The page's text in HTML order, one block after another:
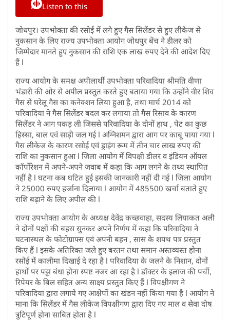
Listen to this
जोधपुर। उपभोक्ता की रसोई में लगे हुए गैस सिलेंडर से हुए लीकेज से
नुकसान के लिए राज्य उपभोक्ता आयोग जोधपुर बेंच ने डीलर को
जिम्मेदार मानते हुए नुकसान की राशि एक लाख रुपए देने की आदेश दिए
हैं l
राज्य आयोग के समक्ष अपीलार्थी उपभोक्ता परिवादिया श्रीमति वीणा
भंडारी की ओर से अपील प्रस्तुत करते हुए बताया गया कि उन्होंने वीर शिव
गैस से घरेलू गैस का कनेक्शन लिया हुआ है, तथा मार्च 2014 को
परिवादिया ने गैस सिलेंडर बदल कर लगाया तो गैस रिसाव के कारण
सिलेंडर ने आग पकड़ ली जिससे परिवादिया के दोनों हाथ , पेट का कुछ
हिस्सा, बाल एवं साड़ी जल गई l अग्निशमन द्वारा आग पर काबू पाया गया l
गैस लीकेज के कारण रसोई एवं ड्राइंग रूम में तीन चार लाख रुपए की
राशि का नुकसान हुआ l जिला आयोग में विपक्षी डीलर व इंडियन ऑयल
कॉर्पोरेशन में अपने-अपने जवाब में कहा कि आग लगने के तथ्य स्थापित
नहीं है l घटना कब घटित हुई इसकी जानकारी नहीं दी गई l जिला आयोग
ने 25000 रुपए हर्जाना दिलाया l आयोग में 485500 खर्चा बताते हुए
राशि बढ़ाने के लिए अपील की l
राज्य उपभोक्ता आयोग के अध्यक्ष देवेंद्र कच्छवाहा, सदस्य लियाकत अली
ने दोनों पक्षों की बहस सुनकर अपने निर्णय में कहा कि परिवादिया ने
घटनास्थल के फोटोग्राफ्स एवं अपनी बहन , सास के शपथ पत्र प्रस्तुत
किए हैं l इसके अतिरिक्त जले हुए बरतन तथा समान अस्तव्यस्त होना
रसोई में कालीमा दिखाई दे रहा है l परिवादिया के जलने के निशान, दोनों
हाथों पर पट्टा बंधा होना स्पष्ट नजर आ रहा है l डॉक्टर के इलाज की पर्ची,
रिपेयर के बिल सहित अन्य साक्ष्य प्रस्तुत किए हैं l विपक्षीगण ने
परिवादिया द्वारा लगाये गए आक्षेपों का खंडन नहीं किया गया है l आयोग ने
माना कि सिलेंडर में गैस लीकेज विपक्षीगण द्वारा दिए गए माल व सेवा दोष
त्रुटिपूर्ण होना साबित होता है l